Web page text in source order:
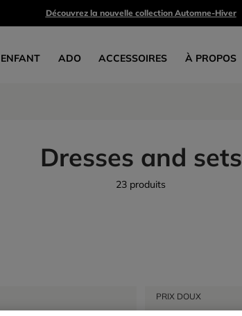
Découvrez la nouvelle collection Automne-Hiver
ENFANT ADO ACCESSOIRES À PROPOS
Dresses and sets
23 produits
PRIX DOUX